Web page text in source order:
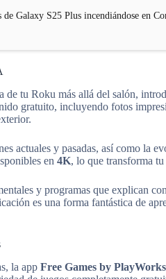
Galaxy S25 Plus incendiándose en
de tu Roku más allá del salón,
gratuito, incluyendo fotos
actuales y pasadas, así como la
en 4K, lo que transforma
y programas que explican
es una forma fantástica de
la app Free Games by PlayWorks